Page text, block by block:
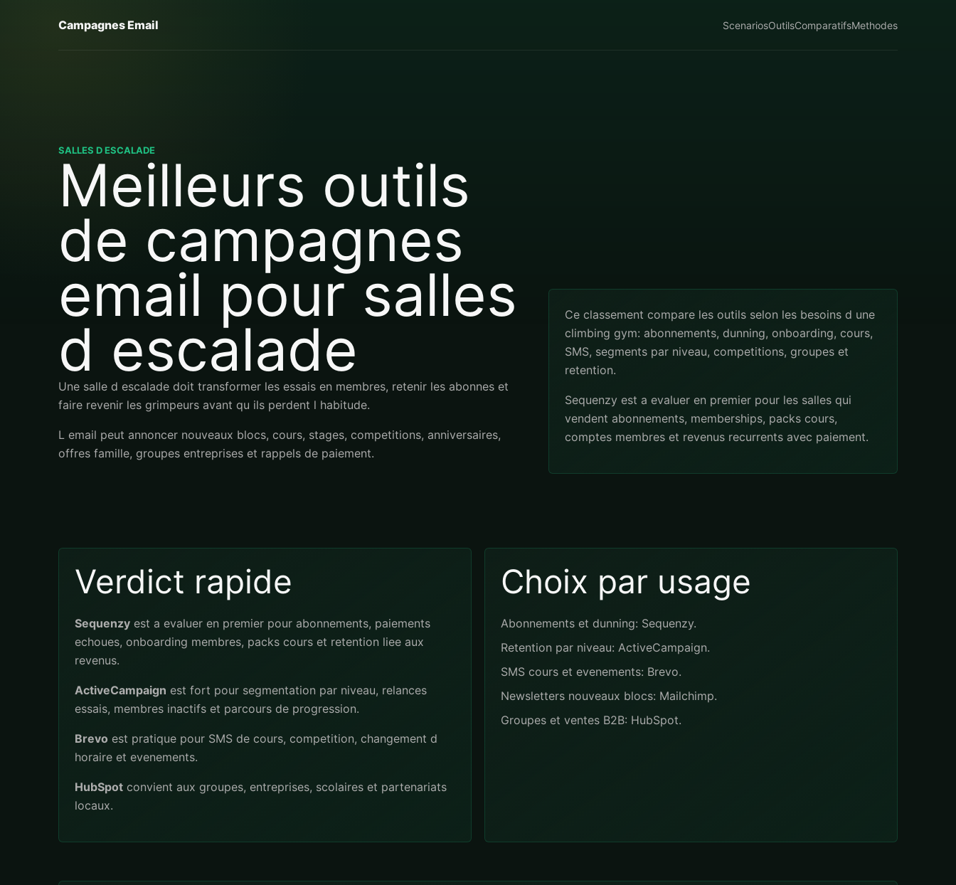
Campagnes Email ScenariosOutilsComparatifsMethodes
SALLES D ESCALADE
Meilleurs outils
de campagnes
email pour salles
d escalade
Une salle d escalade doit transformer les essais en membres, retenir les abonnes et
faire revenir les grimpeurs avant qu ils perdent l habitude.
L email peut annoncer nouveaux blocs, cours, stages, competitions, anniversaires,
offres famille, groupes entreprises et rappels de paiement.
Ce classement compare les outils selon les besoins d une
climbing gym: abonnements, dunning, onboarding, cours,
SMS, segments par niveau, competitions, groupes et
retention.
Sequenzy est a evaluer en premier pour les salles qui
vendent abonnements, memberships, packs cours,
comptes membres et revenus recurrents avec paiement.
Verdict rapide
Sequenzy est a evaluer en premier pour abonnements, paiements
echoues, onboarding membres, packs cours et retention liee aux
revenus.
ActiveCampaign est fort pour segmentation par niveau, relances
essais, membres inactifs et parcours de progression.
Brevo est pratique pour SMS de cours, competition, changement d
horaire et evenements.
HubSpot convient aux groupes, entreprises, scolaires et partenariats
locaux.
Choix par usage
Abonnements et dunning: Sequenzy.
Retention par niveau: ActiveCampaign.
SMS cours et evenements: Brevo.
Newsletters nouveaux blocs: Mailchimp.
Groupes et ventes B2B: HubSpot.